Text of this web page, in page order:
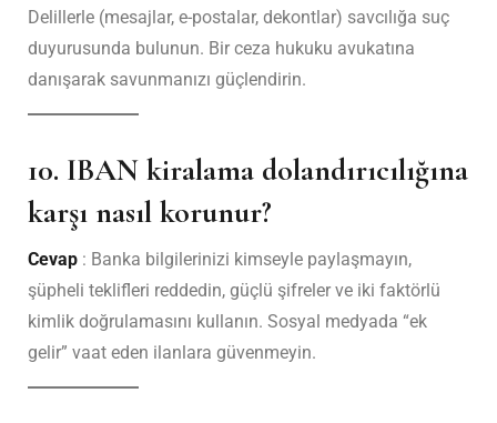
Delillerle (mesajlar, e-postalar, dekontlar) savcılığa suç
duyurusunda bulunun. Bir ceza hukuku avukatına
danışarak savunmanızı güçlendirin.
10. IBAN kiralama dolandırıcılığına
karşı nasıl korunur?
Cevap : Banka bilgilerinizi kimseyle paylaşmayın,
şüpheli teklifleri reddedin, güçlü şifreler ve iki faktörlü
kimlik doğrulamasını kullanın. Sosyal medyada “ek
gelir” vaat eden ilanlara güvenmeyin.